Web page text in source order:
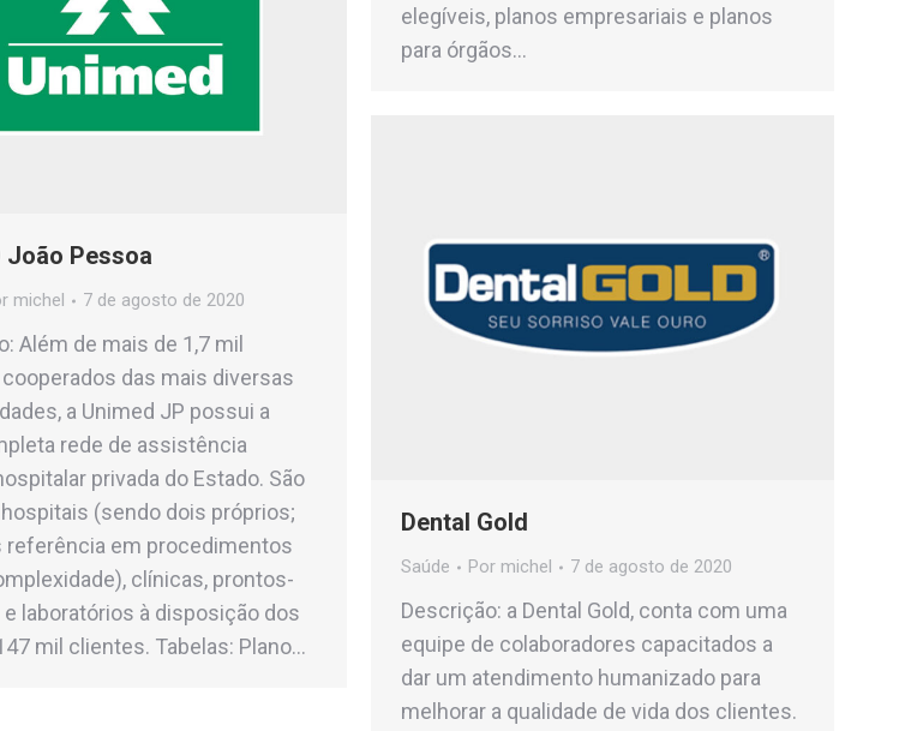
elegíveis, planos empresariais e planos
para órgãos…
João Pessoa
michel 7 de agosto de 2020
Além de mais de 1,7 mil
das mais diversas
a Unimed JP possui a
rede de assistência
privada do Estado. São
(sendo dois próprios;
referência em procedimentos
clínicas, prontos-
laboratórios à disposição dos
mil clientes. Tabelas: Plano…
Dental Gold
Saúde Por michel 7 de agosto de 2020
Descrição: a Dental Gold, conta com uma
equipe de colaboradores capacitados a
dar um atendimento humanizado para
melhorar a qualidade de vida dos clientes.